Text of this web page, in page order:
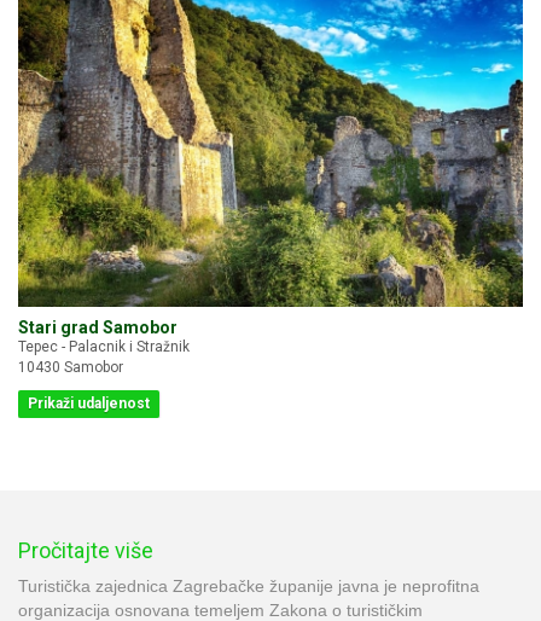
Stari grad Samobor
Tepec - Palacnik i Stražnik
10430 Samobor
Prikaži udaljenost
Pročitajte više
Turistička zajednica Zagrebačke županije javna je neprofitna
organizacija osnovana temeljem Zakona o turističkim